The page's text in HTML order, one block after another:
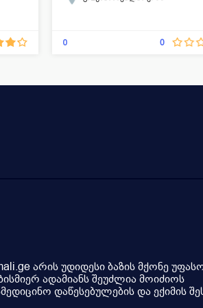
0 0
არის უდიდესი ბაზის მქონე
ადამიანს შეუძლია მოიძიოს
დაწესებულების და ექიმის